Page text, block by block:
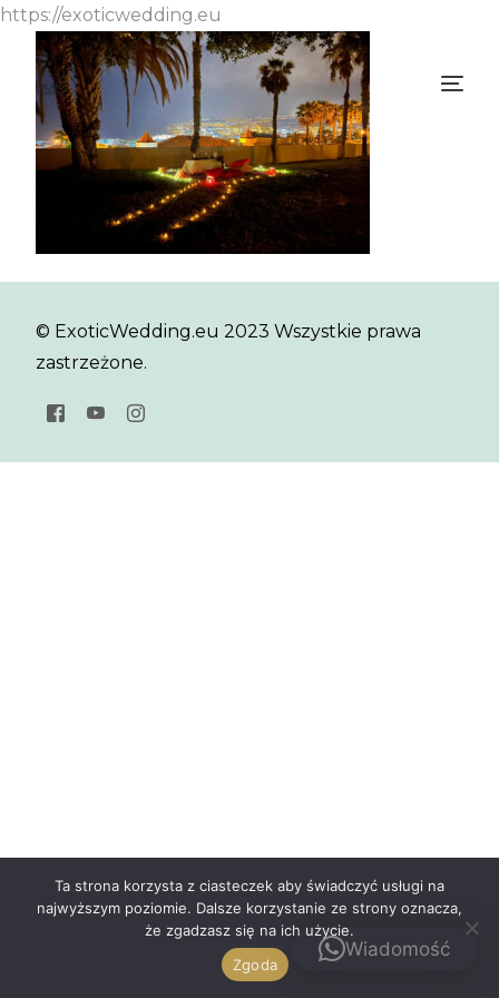
https://exoticwedding.eu
© ExoticWedding.eu 2023 Wszystkie prawa
zastrzeżone.
Kontakt
Wiadomość
Ta strona korzysta z ciasteczek aby świadczyć usługi na
najwyższym poziomie. Dalsze korzystanie ze strony oznacza,
że zgadzasz się na ich użycie.
Zgoda